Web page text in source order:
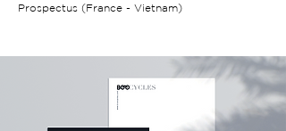
Prospectus (France - Vietnam)